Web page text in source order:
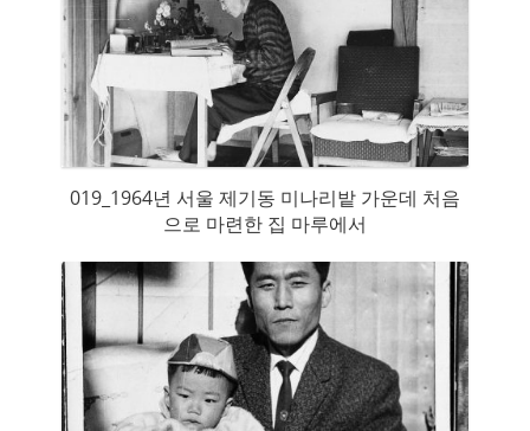
019_1964년 서울 제기동 미나리밭 가운데 처음
으로 마련한 집 마루에서